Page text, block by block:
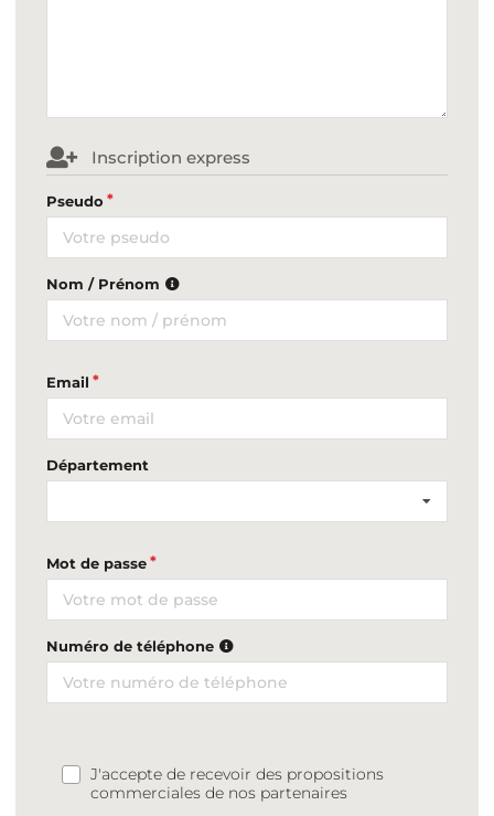
Inscription express
Pseudo
Nom / Prénom
Email
Département
Mot de passe
Numéro de téléphone
J'accepte de recevoir des propositions
commerciales de nos partenaires